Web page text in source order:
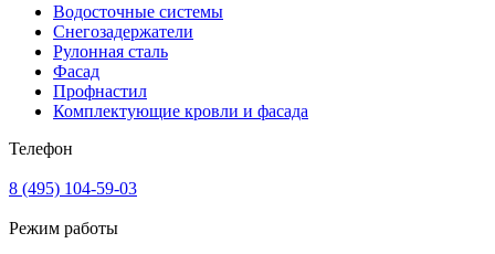
Водосточные системы
Снегозадержатели
Рулонная сталь
Фасад
Профнастил
Комплектующие кровли и фасада
Телефон
8 (495) 104-59-03
Режим работы